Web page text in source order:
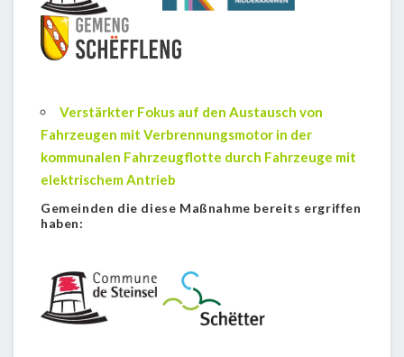
Verstärkter Fokus auf den Austausch von
Fahrzeugen mit Verbrennungsmotor in der
kommunalen Fahrzeugflotte durch Fahrzeuge mit
elektrischem Antrieb
Gemeinden die diese Maßnahme bereits ergriffen
haben: